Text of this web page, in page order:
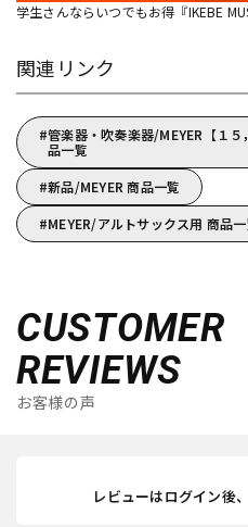
学生さんならいつでもお得『IKEBE
関連リンク
管楽器・吹奏楽器/MEYER【１
品一覧
新品/MEYER 商品一覧
MEYER/アルトサックス用 商品
CUSTOMER
REVIEWS
お客様の声
レビューはログイン後